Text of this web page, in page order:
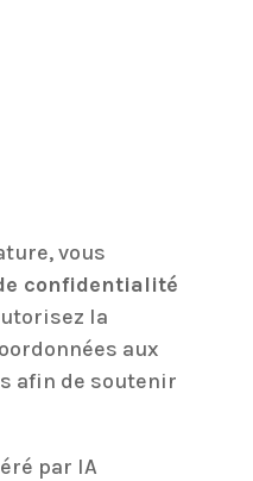
vous
confidentialité
la
aux
afin de soutenir
par IA